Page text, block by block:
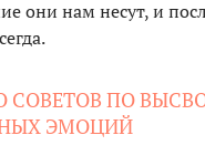
они нам несут, и
СОВЕТОВ ПО
ЭМОЦИЙ